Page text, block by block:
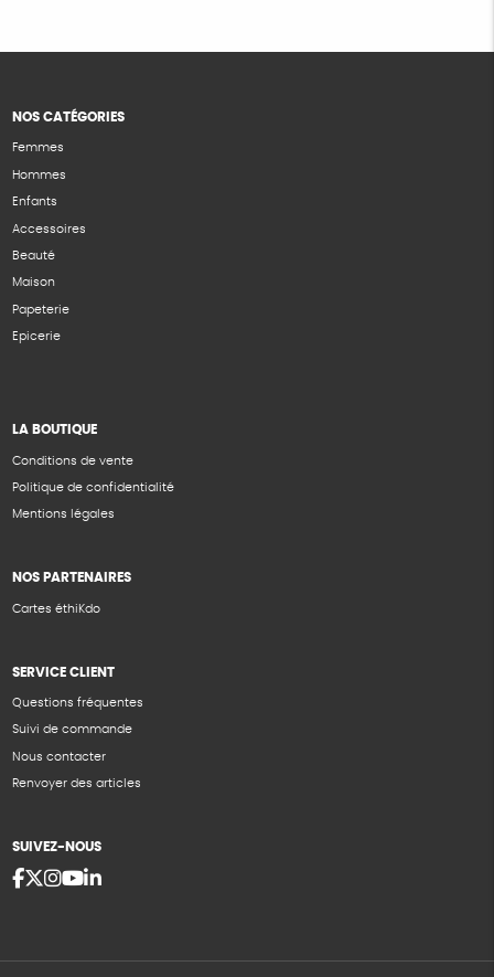
NOS CATÉGORIES
Femmes
Hommes
Enfants
Accessoires
Beauté
Maison
Papeterie
Epicerie
LA BOUTIQUE
Conditions de vente
Politique de confidentialité
Mentions légales
NOS PARTENAIRES
Cartes éthiKdo
SERVICE CLIENT
Questions fréquentes
Suivi de commande
Nous contacter
Renvoyer des articles
SUIVEZ-NOUS